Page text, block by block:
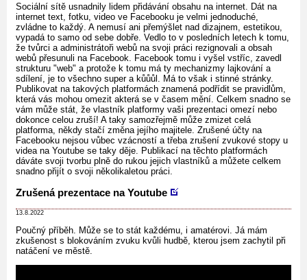
Sociální sítě usnadnily lidem přidávání obsahu na internet. Dát na
internet text, fotku, video ve Facebooku je velmi jednoduché,
zvládne to každý. A nemusí ani přemýšlet nad dizajnem, estetikou,
vypadá to samo od sebe dobře. Vedlo to v posledních letech k tomu,
že tvůrci a administrátoři webů na svoji práci rezignovali a obsah
webů přesunuli na Facebook. Facebook tomu i vyšel vstříc, zavedl
strukturu "web" a protože k tomu má ty mechanizmy lajkování a
sdílení, je to všechno super a kůůůl. Má to však i stinné stránky.
Publikovat na takových platformách znamená podřídit se pravidlům,
která vás mohou omezit akterá se v časem mění. Celkem snadno se
vám může stát, že vlastník platformy vaši prezentaci omezí nebo
dokonce celou zruší! A taky samozřejmě může zmizet celá
platforma, někdy stačí změna jejího majitele. Zrušené účty na
Facebooku nejsou vůbec vzácností a třeba zrušení zvukové stopy u
videa na Youtube se taky děje. Publikací na těchto platformách
dáváte svoji tvorbu plně do rukou jejich vlastníků a můžete celkem
snadno přijít o svoji několikaletou práci.
Zrušená prezentace na Youtube
13.8.2022
Poučný příběh. Může se to stát každému, i amatérovi. Já mám
zkušenost s blokováním zvuku kvůli hudbě, kterou jsem zachytil při
natáčení ve městě.